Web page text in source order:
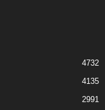
4732
4135
2991